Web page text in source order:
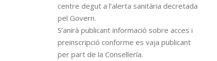
centre degut a l’alerta sanitària decretada
pel Govern.
S’anirà publicant informació sobre acces i
preinscripció conforme es vaja publicant
per part de la Consellería.